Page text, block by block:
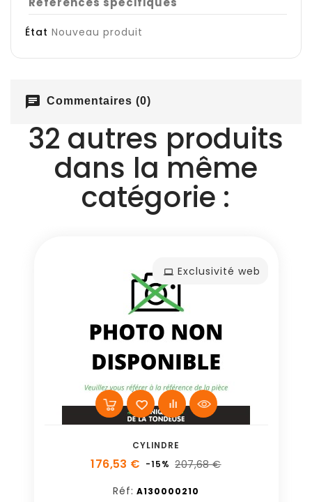
État Nouveau produit
chat Commentaires (0)
32 autres produits
dans la même
catégorie :
Exclusivité web
CYLINDRE
176,53 € -15% 207,68 €
Réf: A130000210